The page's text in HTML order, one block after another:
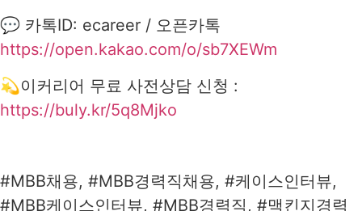
💬 카톡ID: ecareer / 오픈카톡
https://open.kakao.com/o/sb7XEWm
💫이커리어 무료 사전상담 신청 :
https://buly.kr/5q8Mjko
#MBB채용, #MBB경력직채용, #케이스인터뷰,
#MBB케이스인터뷰, #MBB경력직, #맥킨지경력